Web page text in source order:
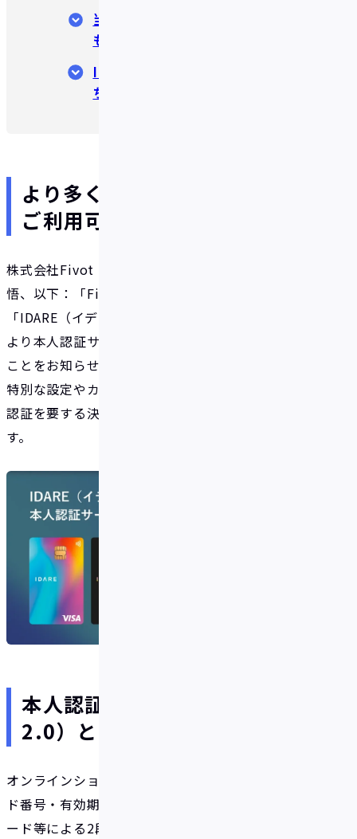
当プレスリリースはPR TIMESに
も掲載されています。
IDAREアプリのダウンロードはこ
ちら
より多くのお店で、より安全に
ご利用可能に。
株式会社Fivot（東京都港区、代表取締役：安部匠
悟、以下：「Fivot」）が運営するモバイルアプリ
「IDARE（イデア）」が、本日（2022年10月26日）
より本人認証サービス（3Dセキュア2.0）に対応した
ことをお知らせいたします。
特別な設定やカードの再発行をすることなく、本人
認証を要する決済にご利用いただけるようになりま
す。
本人認証サービス（3Dセキュア
2.0）とは？
オンラインショッピングの際に、カード情報（カー
ド番号・有効期限など）に加え、ワンタイムパスワ
ード等による2段階認証を行うことにより、カードの